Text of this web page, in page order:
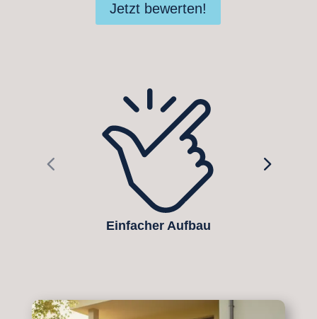
Jetzt bewerten!
Einfacher Aufbau